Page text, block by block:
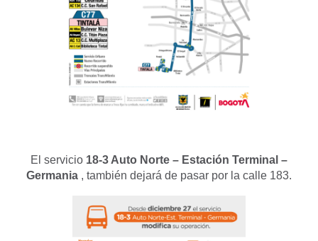
El servicio 18-3 Auto Norte – Estación Terminal –
Germania , también dejará de pasar por la calle 183.